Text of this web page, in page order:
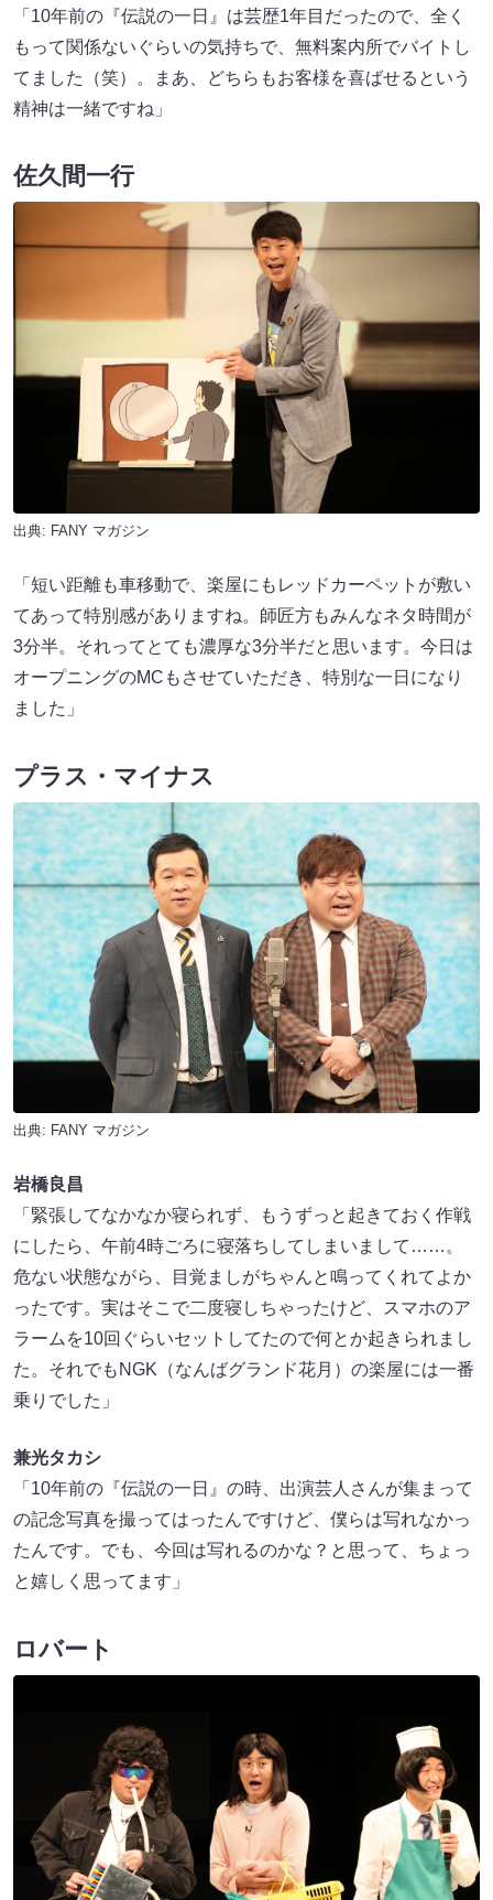
「10年前の『伝説の一日』は芸歴1年目だったので、全く
もって関係ないぐらいの気持ちで、無料案内所でバイトし
てました（笑）。まあ、どちらもお客様を喜ばせるという
精神は一緒ですね」
佐久間一行
出典: FANY マガジン
「短い距離も車移動で、楽屋にもレッドカーペットが敷い
てあって特別感がありますね。師匠方もみんなネタ時間が
3分半。それってとても濃厚な3分半だと思います。今日は
オープニングのMCもさせていただき、特別な一日になり
ました」
プラス・マイナス
出典: FANY マガジン
岩橋良昌
「緊張してなかなか寝られず、もうずっと起きておく作戦
にしたら、午前4時ごろに寝落ちしてしまいまして……。
危ない状態ながら、目覚ましがちゃんと鳴ってくれてよか
ったです。実はそこで二度寝しちゃったけど、スマホのア
ラームを10回ぐらいセットしてたので何とか起きられまし
た。それでもNGK（なんばグランド花月）の楽屋には一番
乗りでした」
兼光タカシ
「10年前の『伝説の一日』の時、出演芸人さんが集まって
の記念写真を撮ってはったんですけど、僕らは写れなかっ
たんです。でも、今回は写れるのかな？と思って、ちょっ
と嬉しく思ってます」
ロバート